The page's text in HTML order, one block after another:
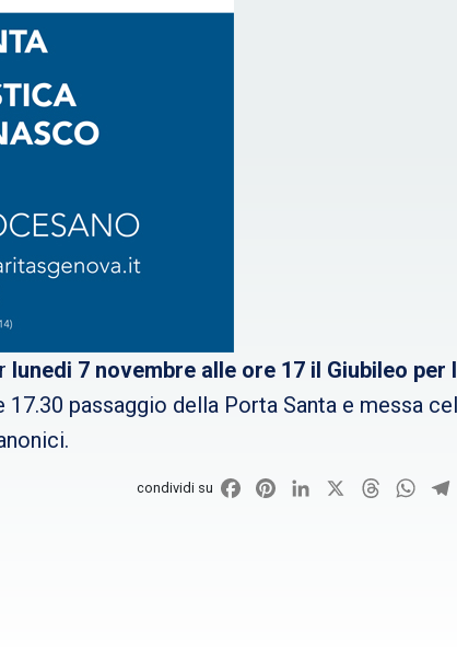
lunedi 7 novembre alle ore 17 il Giubileo per
17.30 passaggio della Porta Santa e messa
condividi su FacebookPinterestLinkedIn Threads